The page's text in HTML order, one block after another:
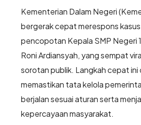
Kementerian Dalam Negeri
bergerak cepat merespons
pencopotan Kepala SMP Negeri
Roni Ardiansyah, yang sempat
sorotan publik. Langkah cepat ini
memastikan tata kelola
berjalan sesuai aturan serta
kepercayaan masyarakat.